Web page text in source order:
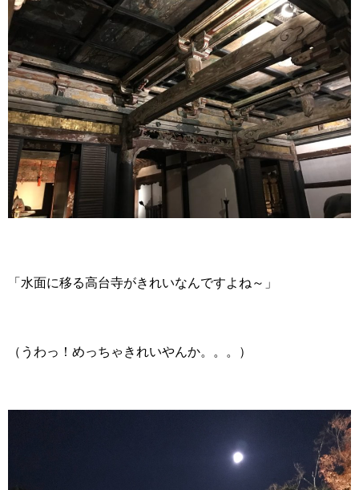
「水面に移る高台寺がきれいなんですよね～」
（うわっ！めっちゃきれいやんか。。。）